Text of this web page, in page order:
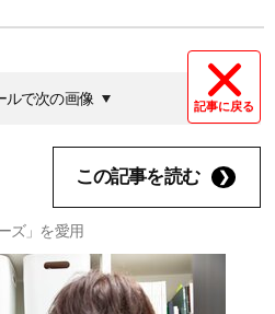
記事に戻る
ルで次の画像
この記事を読む
ズ」を愛用